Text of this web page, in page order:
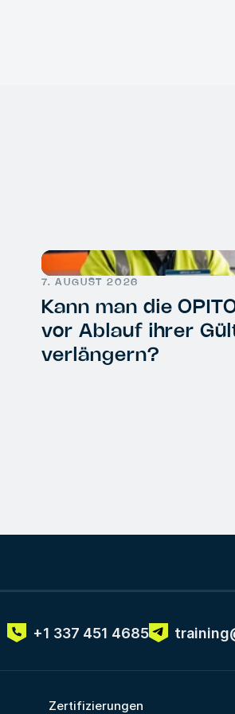
7. AUGUST 2026
Kann man die
vor Ablauf ihrer
verlängern?
+1 337 451 4685
Zertifizierungen